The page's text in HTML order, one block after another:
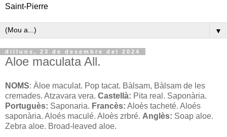
Saint-Pierre
▼
dilluns, 23 de desembre del 2024
Aloe maculata All.
NOMS: Àloe maculat. Pop tacat. Bàlsam, Bàlsam de les
cremades. Atzavara vera. Castellà: Pita real. Saponària.
Portuguès: Saponaria. Francès: Aloès tacheté. Aloés
saponària. Aloés maculé. Aloès zrbré. Anglès: Soap aloe.
Zebra aloe. Broad-leaved aloe.